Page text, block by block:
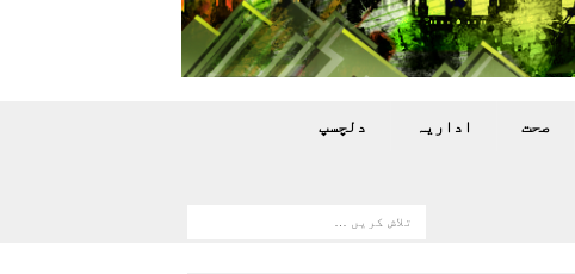
صحت اداريہ دلچسپ